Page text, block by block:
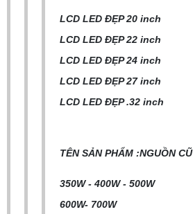
LCD LED ĐẸP 20 inch
LCD LED ĐẸP 22 inch
LCD LED ĐẸP 24 inch
LCD LED ĐẸP 27 inch
LCD LED ĐẸP .32 inch
TÊN SẢN PHẨM :NGUỒN CŨ
350W - 400W - 500W
600W- 700W